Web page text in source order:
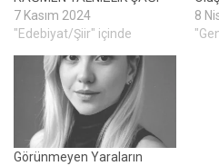
7 Kasım 2024
"Edebiyat/Şiir" içinde
8
Görünmeyen Yaraların